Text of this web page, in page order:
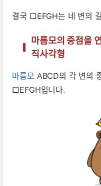
결국 □EFGH는 네 변의
마름모의 중점을
직사각형
마름모 ABCD의 각 변의
□EFGH입니다.